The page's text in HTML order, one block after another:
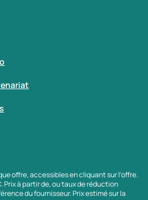
offre, accessibles en cliquant sur l'offre.
Prix à partir de, ou taux de réduction
du fournisseur. Prix estimé sur la